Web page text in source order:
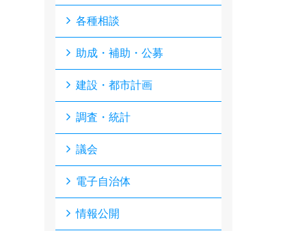
各種相談
助成・補助・公募
建設・都市計画
調査・統計
議会
電子自治体
情報公開